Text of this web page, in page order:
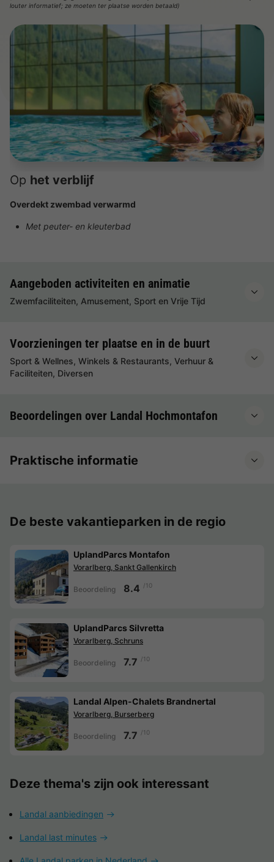
louter informatief; ze moeten ter plaatse worden betaald)
Op het verblijf
Overdekt zwembad verwarmd
Met peuter- en kleuterbad
Aangeboden activiteiten en animatie
Zwemfaciliteiten, Amusement, Sport en Vrije Tijd
Voorzieningen ter plaatse en in de buurt
Sport & Wellnes, Winkels & Restaurants, Verhuur &
Faciliteiten, Diversen
Beoordelingen over Landal Hochmontafon
Praktische informatie
De beste vakantieparken in de regio
UplandParcs Montafon
Vorarlberg, Sankt Gallenkirch
Beoordeling 8.4 /10
UplandParcs Silvretta
Vorarlberg, Schruns
Beoordeling 7.7 /10
Landal Alpen-Chalets Brandnertal
Vorarlberg, Burserberg
Beoordeling 7.7 /10
Deze thema's zijn ook interessant
Landal aanbiedingen
Landal last minutes